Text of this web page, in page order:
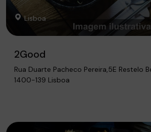
Lisboa
2Good
Rua Duarte Pacheco Pereira,5E Restelo
1400-139 Lisboa